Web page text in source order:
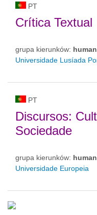
PT
Crítica Textual
grupa kierunków:
Universidade Lusíada
PT
Discursos:
Sociedade
grupa kierunków:
Universidade Europeia